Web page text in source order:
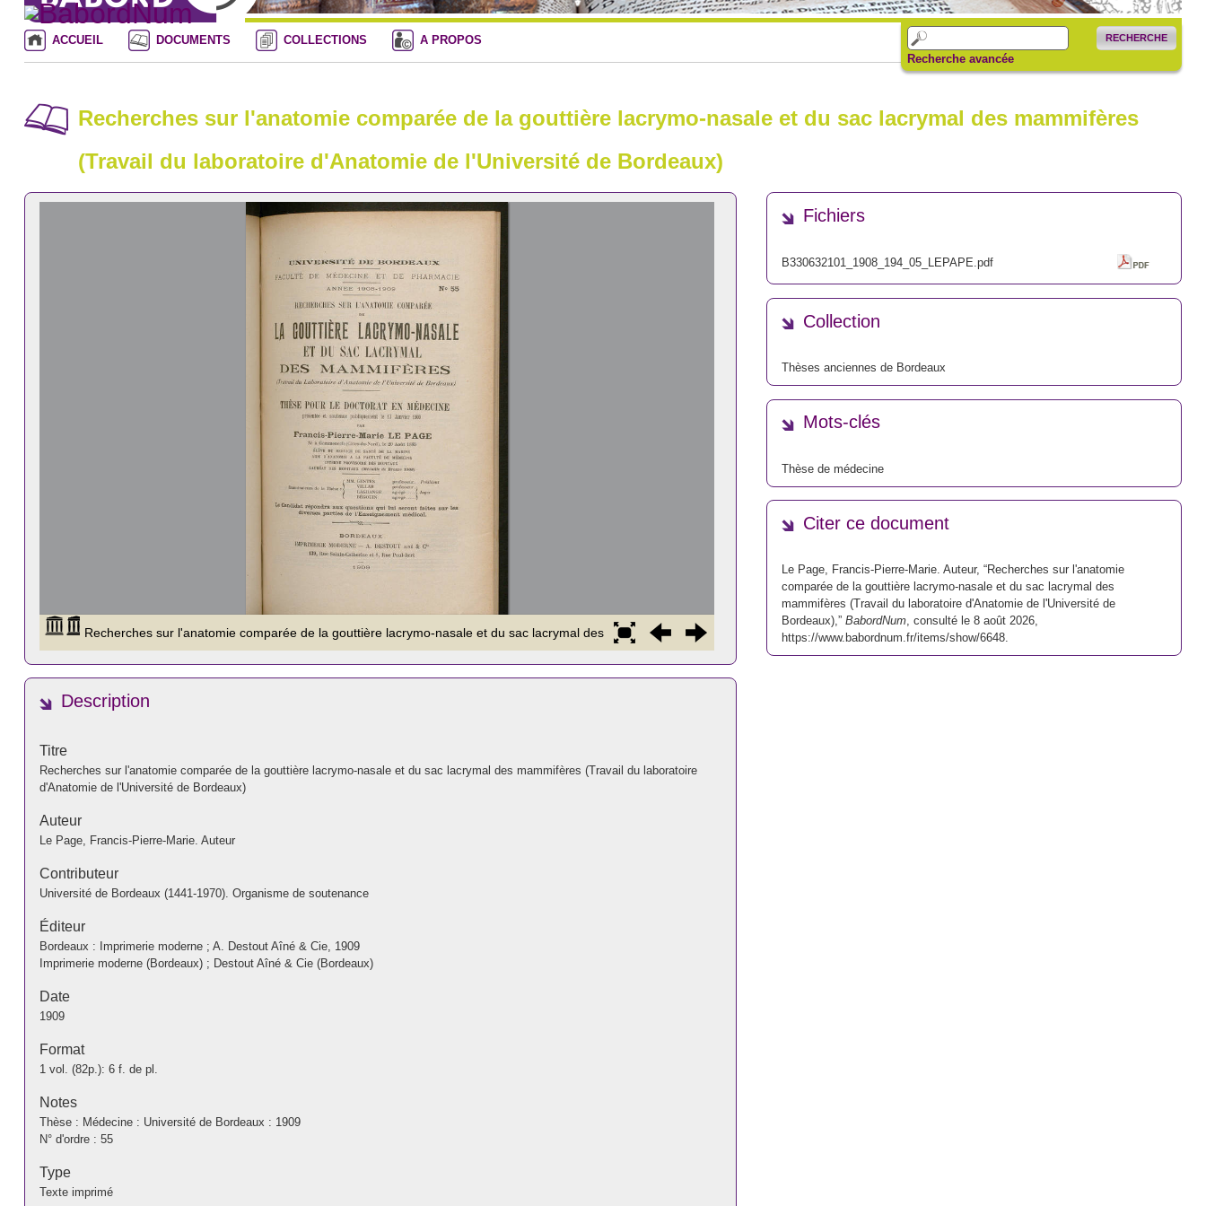
RECHERCHE
Recherche avancée
ACCUEIL DOCUMENTS COLLECTIONS A PROPOS
Recherches sur l'anatomie comparée de la gouttière lacrymo-nasale et du sac lacrymal des mammifères
(Travail du laboratoire d'Anatomie de l'Université de Bordeaux)
Description
Titre
Recherches sur l'anatomie comparée de la gouttière lacrymo-nasale et du sac lacrymal des mammifères (Travail du laboratoire
d'Anatomie de l'Université de Bordeaux)
Auteur
Le Page, Francis-Pierre-Marie. Auteur
Contributeur
Université de Bordeaux (1441-1970). Organisme de soutenance
Éditeur
Bordeaux : Imprimerie moderne ; A. Destout Aîné & Cie, 1909
Imprimerie moderne (Bordeaux) ; Destout Aîné & Cie (Bordeaux)
Date
1909
Format
1 vol. (82p.): 6 f. de pl.
Notes
Thèse : Médecine : Université de Bordeaux : 1909
N° d'ordre : 55
Type
Texte imprimé
Fichiers
B330632101_1908_194_05_LEPAPE.pdf
Collection
Thèses anciennes de Bordeaux
Mots-clés
Thèse de médecine
Citer ce document
Le Page, Francis-Pierre-Marie. Auteur, “Recherches sur l'anatomie
comparée de la gouttière lacrymo-nasale et du sac lacrymal des
mammifères (Travail du laboratoire d'Anatomie de l'Université de
Bordeaux),” BabordNum, consulté le 8 août 2026,
https://www.babordnum.fr/items/show/6648.